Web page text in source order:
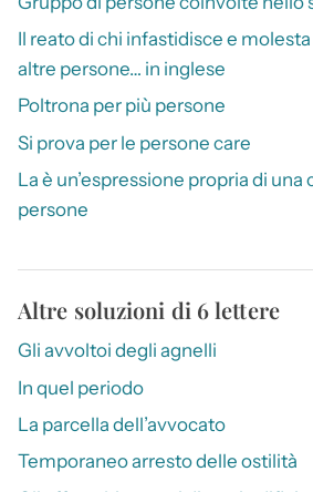
Il reato di chi infastidisce e
altre persone… in inglese
Poltrona per più persone
Si prova per le persone care
La è un’espressione propria di una
persone
Altre soluzioni di 6 lettere
Gli avvoltoi degli agnelli
In quel periodo
La parcella dell’avvocato
Temporaneo arresto delle ostilità